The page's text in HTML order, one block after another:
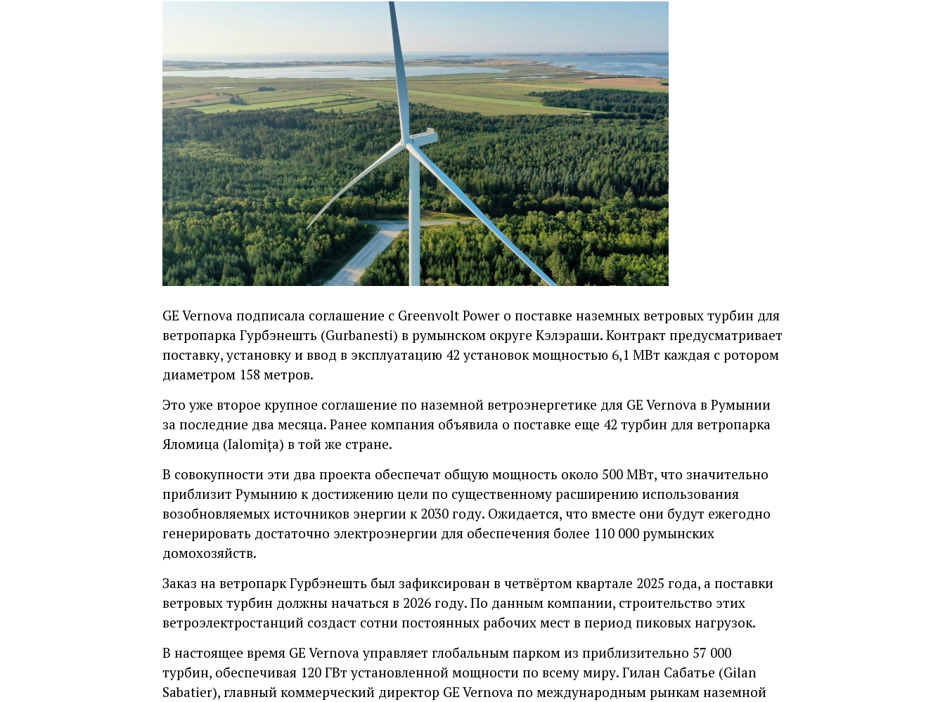
GE Vernova подписала соглашение с Greenvolt Power о поставке наземных ветровых турбин для
ветропарка Гурбэнешть (Gurbanesti) в румынском округе Кэлэраши. Контракт предусматривает
поставку, установку и ввод в эксплуатацию 42 установок мощностью 6,1 МВт каждая с ротором
диаметром 158 метров.
Это уже второе крупное соглашение по наземной ветроэнергетике для GE Vernova в Румынии
за последние два месяца. Ранее компания объявила о поставке еще 42 турбин для ветропарка
Яломица (Ialomița) в той же стране.
В совокупности эти два проекта обеспечат общую мощность около 500 МВт, что значительно
приблизит Румынию к достижению цели по существенному расширению использования
возобновляемых источников энергии к 2030 году. Ожидается, что вместе они будут ежегодно
генерировать достаточно электроэнергии для обеспечения более 110 000 румынских
домохозяйств.
Заказ на ветропарк Гурбэнешть был зафиксирован в четвёртом квартале 2025 года, а поставки
ветровых турбин должны начаться в 2026 году. По данным компании, строительство этих
ветроэлектростанций создаст сотни постоянных рабочих мест в период пиковых нагрузок.
В настоящее время GE Vernova управляет глобальным парком из приблизительно 57 000
турбин, обеспечивая 120 ГВт установленной мощности по всему миру. Гилан Сабатье (Gilan
Sabatier), главный коммерческий директор GE Vernova по международным рынкам наземной